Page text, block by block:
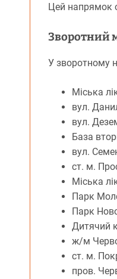
Цей напрямок
Зворотний
У зворотному
Міська
вул.
вул.
База
вул.
ст. м.
Міська
Парк
Парк
Дитячий
ж/м
ст. м.
пров.